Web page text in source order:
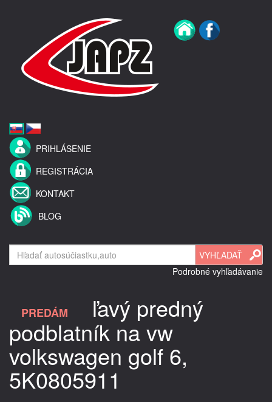
PRIHLÁSENIE
REGISTRÁCIA
KONTAKT
BLOG
Podrobné vyhľadávanie
PREDÁM ľavý predný
podblatník na vw
volkswagen golf 6,
5K0805911